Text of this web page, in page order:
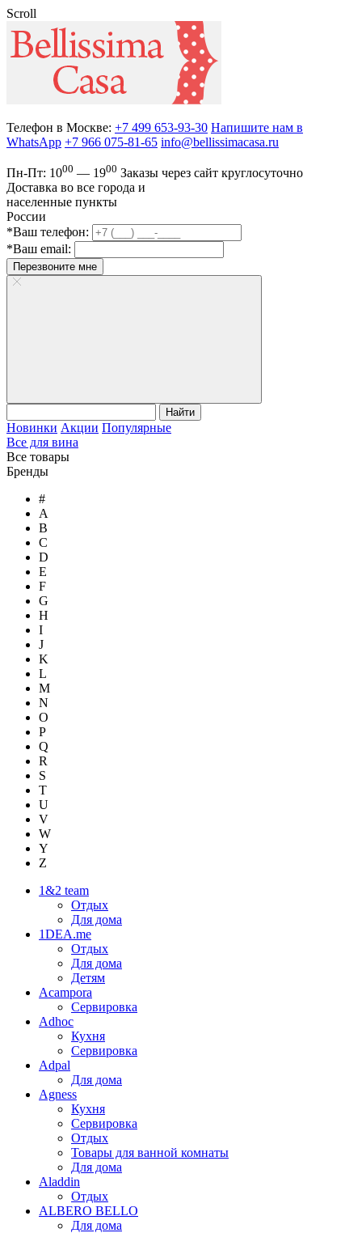
Scroll
Телефон в Москве: +7 499 653-93-30 Напишите нам в
WhatsApp +7 966 075-81-65 info@bellissimacasa.ru
Пн-Пт: 1000 — 1900 Заказы через сайт круглосуточно
Доставка во все города и
населенные пункты
России
*Ваш телефон:
*Ваш email:
Перезвоните мне
Найти
Новинки Акции Популярные
Все для вина
Все товары
Бренды
#
A
B
C
D
E
F
G
H
I
J
K
L
M
N
O
P
Q
R
S
T
U
V
W
Y
Z
1&2 team
Отдых
Для дома
1DEA.me
Отдых
Для дома
Детям
Acampora
Сервировка
Adhoc
Кухня
Сервировка
Adpal
Для дома
Agness
Кухня
Сервировка
Отдых
Товары для ванной комнаты
Для дома
Aladdin
Отдых
ALBERO BELLO
Для дома